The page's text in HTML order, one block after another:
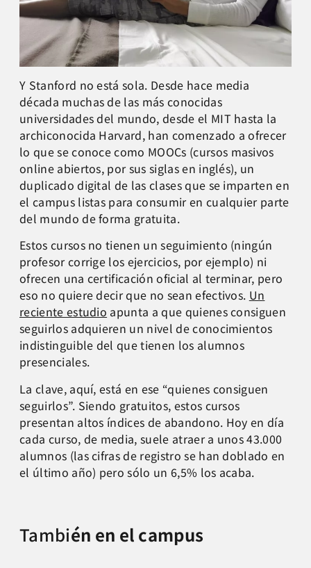
Y Stanford no está sola. Desde hace media
década muchas de las más conocidas
universidades del mundo, desde el MIT hasta la
archiconocida Harvard, han comenzado a ofrecer
lo que se conoce como MOOCs (cursos masivos
online abiertos, por sus siglas en inglés), un
duplicado digital de las clases que se imparten en
el campus listas para consumir en cualquier parte
del mundo de forma gratuita.
Estos cursos no tienen un seguimiento (ningún
profesor corrige los ejercicios, por ejemplo) ni
ofrecen una certificación oficial al terminar, pero
eso no quiere decir que no sean efectivos. Un
reciente estudio apunta a que quienes consiguen
seguirlos adquieren un nivel de conocimientos
indistinguible del que tienen los alumnos
presenciales.
La clave, aquí, está en ese “quienes consiguen
seguirlos”. Siendo gratuitos, estos cursos
presentan altos índices de abandono. Hoy en día
cada curso, de media, suele atraer a unos 43.000
alumnos (las cifras de registro se han doblado en
el último año) pero sólo un 6,5% los acaba.
También en el campus